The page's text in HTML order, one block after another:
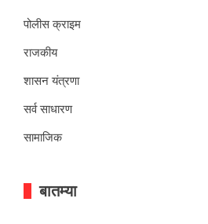
पोलीस क्राइम
राजकीय
शासन यंत्रणा
सर्व साधारण
सामाजिक
बातम्या